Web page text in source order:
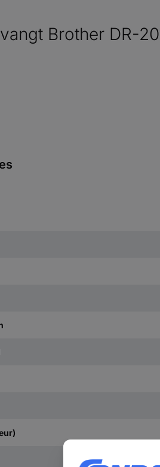
Brother DR-